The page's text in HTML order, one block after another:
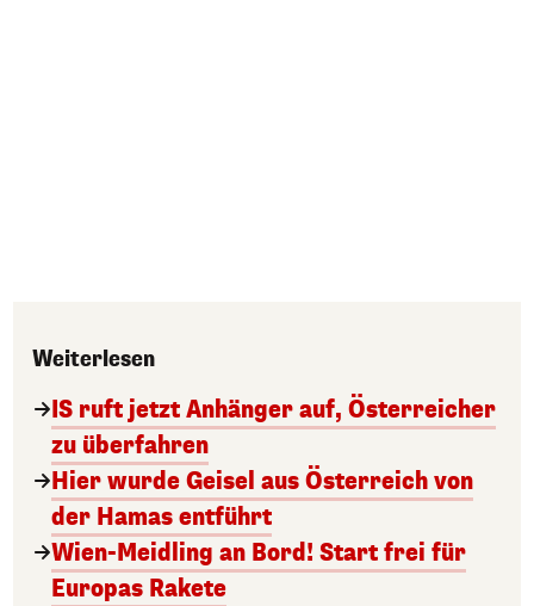
Weiterlesen
IS ruft jetzt Anhänger auf, Österreicher
zu überfahren
Hier wurde Geisel aus Österreich von
der Hamas entführt
Wien-Meidling an Bord! Start frei für
Europas Rakete